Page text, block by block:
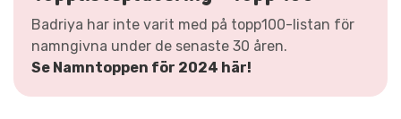
Badriya har inte varit med på topp100-listan för
namngivna under de senaste 30 åren.
Se Namntoppen för 2024 här!